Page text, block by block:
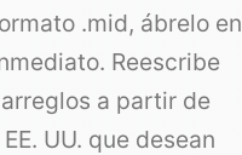
.mid, ábrelo en
Reescribe
a partir de
UU. que desean